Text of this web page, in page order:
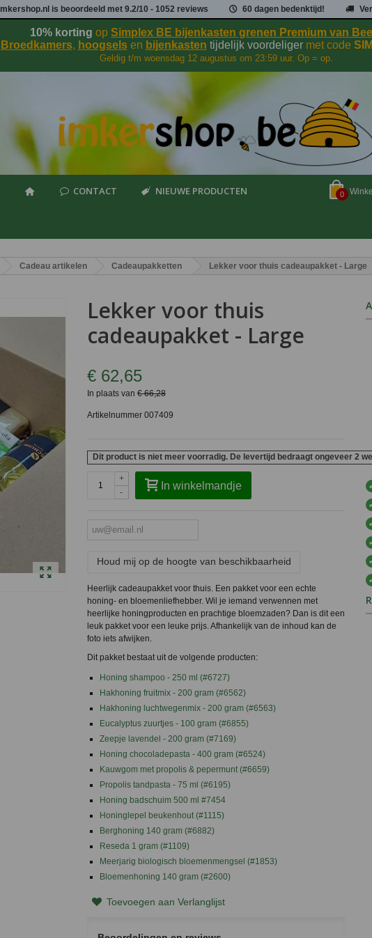
Imkershop.nl is beoordeeld met 9.2/10 - 1052 reviews 60 dagen bedenktijd!
10% korting op Simplex BE bijenkasten grenen Premium van
Broedkamers, hoogselsen bijenkasten tijdelijk voordeligermet code
Geldig t/m woensdag 12 augustus om 23:59 uur. Op = op.
0
CONTACT NIEUWE PRODUCTEN
Cadeau artikelen Cadeaupakketten Lekker voor thuis cadeaupakket - Large
Lekker voor thuis
cadeaupakket - Large
€ 62,65
In plaats van € 66,28
Artikelnummer 007409
Dit product is niet meer voorradig. De levertijd bedraagt ongeveer 2
-
+
In winkelmandje
Houd mij op de hoogte van beschikbaarheid
Heerlijk cadeaupakket voor thuis. Een pakket voor een echte
honing- en bloemenliefhebber. Wil je iemand verwennen met
heerlijke honingproducten en prachtige bloemzaden? Dan is dit een
leuk pakket voor een leuke prijs. Afhankelijk van de inhoud kan de
foto iets afwijken.
Dit pakket bestaat uit de volgende producten:
Honing shampoo - 250 ml (#6727)
Hakhoning fruitmix - 200 gram (#6562)
Hakhoning luchtwegenmix - 200 gram (#6563)
Eucalyptus zuurtjes - 100 gram (#6855)
Zeepje lavendel - 200 gram (#7169)
Honing chocoladepasta - 400 gram (#6524)
Kauwgom met propolis & pepermunt (#6659)
Propolis tandpasta - 75 ml (#6195)
Honing badschuim 500 ml #7454
Honinglepel beukenhout (#1115)
Berghoning 140 gram (#6882)
Reseda 1 gram (#1109)
Meerjarig biologisch bloemenmengsel (#1853)
Bloemenhoning 140 gram (#2600)
Toevoegen aan Verlanglijst